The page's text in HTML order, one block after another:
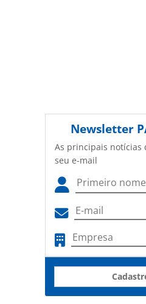
Newsletter
As principais notícias
seu e-mail